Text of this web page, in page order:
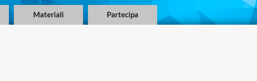
Materiali Partecipa